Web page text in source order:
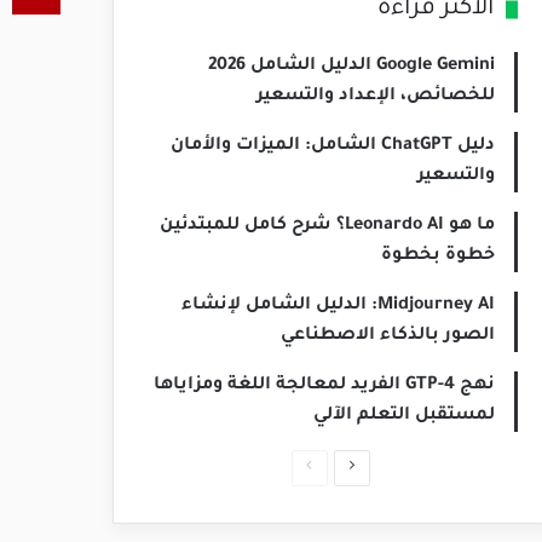
الأكثر قراءة
Google Gemini الدليل الشامل 2026
للخصائص، الإعداد والتسعير
دليل ChatGPT الشامل: الميزات والأمان
والتسعير
ما هو Leonardo AI؟ شرح كامل للمبتدئين
خطوة بخطوة
Midjourney AI: الدليل الشامل لإنشاء
الصور بالذكاء الاصطناعي
نهج GTP-4 الفريد لمعالجة اللغة ومزاياها
لمستقبل التعلم الآلي
ا